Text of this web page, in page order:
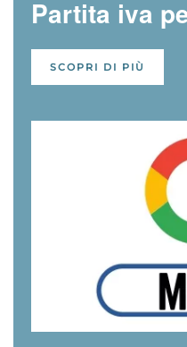
Partita iva
SCOPRI DI PIÙ